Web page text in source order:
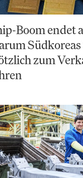
Boom endet
zum